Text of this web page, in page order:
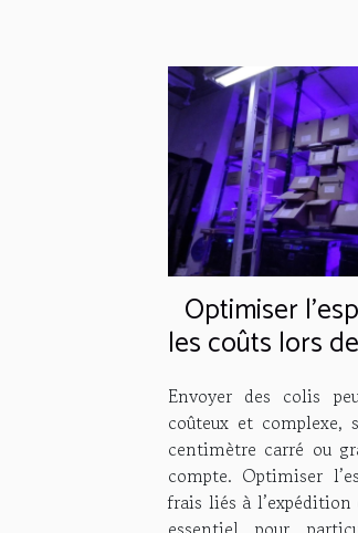
Optimiser
les coûts lors
Envoyer des colis
coûteux et complexe,
centimètre carré ou
compte. Optimiser
frais liés à